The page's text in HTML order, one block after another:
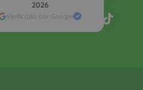
2026
Verificado por Google